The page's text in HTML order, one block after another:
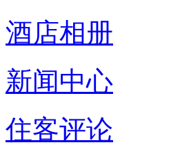
酒店相册
新闻中心
住客评论